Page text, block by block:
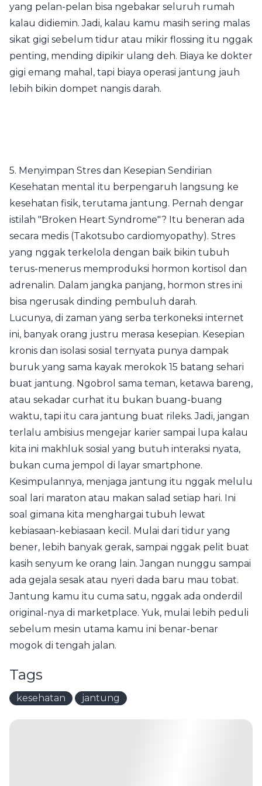
yang pelan-pelan bisa ngebakar seluruh rumah
kalau didiemin. Jadi, kalau kamu masih sering malas
sikat gigi sebelum tidur atau mikir flossing itu nggak
penting, mending dipikir ulang deh. Biaya ke dokter
gigi emang mahal, tapi biaya operasi jantung jauh
lebih bikin dompet nangis darah.
5. Menyimpan Stres dan Kesepian Sendirian
Kesehatan mental itu berpengaruh langsung ke
kesehatan fisik, terutama jantung. Pernah dengar
istilah "Broken Heart Syndrome"? Itu beneran ada
secara medis (Takotsubo cardiomyopathy). Stres
yang nggak terkelola dengan baik bikin tubuh
terus-menerus memproduksi hormon kortisol dan
adrenalin. Dalam jangka panjang, hormon stres ini
bisa ngerusak dinding pembuluh darah.
Lucunya, di zaman yang serba terkoneksi internet
ini, banyak orang justru merasa kesepian. Kesepian
kronis dan isolasi sosial ternyata punya dampak
buruk yang sama kayak merokok 15 batang sehari
buat jantung. Ngobrol sama teman, ketawa bareng,
atau sekadar curhat itu bukan buang-buang
waktu, tapi itu cara jantung buat rileks. Jadi, jangan
terlalu ambisius mengejar karier sampai lupa kalau
kita ini makhluk sosial yang butuh interaksi nyata,
bukan cuma jempol di layar smartphone.
Kesimpulannya, menjaga jantung itu nggak melulu
soal lari maraton atau makan salad setiap hari. Ini
soal gimana kita menghargai tubuh lewat
kebiasaan-kebiasaan kecil. Mulai dari tidur yang
bener, lebih banyak gerak, sampai nggak pelit buat
kasih senyum ke orang lain. Jangan nunggu sampai
ada gejala sesak atau nyeri dada baru mau tobat.
Jantung kamu itu cuma satu, nggak ada onderdil
original-nya di marketplace. Yuk, mulai lebih peduli
sebelum mesin utama kamu ini benar-benar
mogok di tengah jalan.
Tags
kesehatan jantung